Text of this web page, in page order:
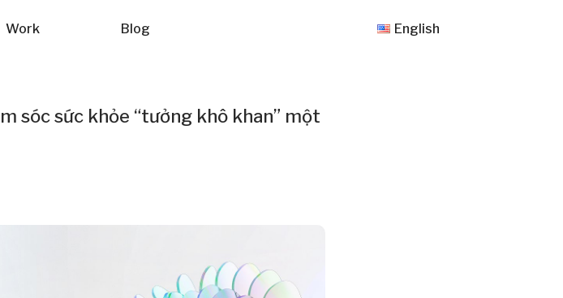
Work Blog English
sóc sức khỏe “tưởng khô khan” một